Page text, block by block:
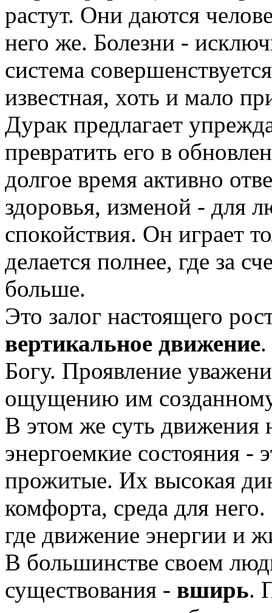
растут. Они даются
него же. Болезни -
система
известная, хоть и мало
Дурак предлагает
превратить его в
долгое время активно
здоровья, изменой - для
спокойствия. Он играет
делается полнее, где за
больше.
Это залог настоящего
вертикальное движение
Богу. Проявление
ощущению им
В этом же суть движения
энергоемкие состояния -
прожитые. Их высокая
комфорта, среда для
где движение энергии и
В большинстве своем
существования - вширь.